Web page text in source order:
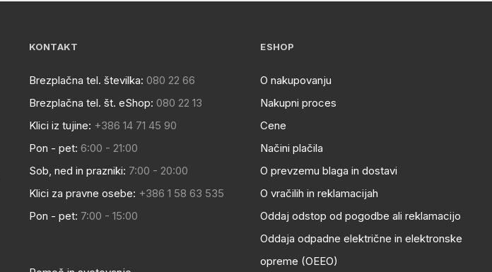
KONTAKT
Brezplačna tel. številka: 080 22 66
Brezplačna tel. št. eShop: 080 22 13
Klici iz tujine: +386 14 71 45 90
Pon - pet: 6:00 - 21:00
Sob, ned in prazniki: 7:00 - 20:00
Klici za pravne osebe: +386 1 58 63 535
Pon - pet: 7:00 - 15:00
ESHOP
O nakupovanju
Nakupni proces
Cene
Načini plačila
O prevzemu blaga in dostavi
O vračilih in reklamacijah
Oddaj odstop od pogodbe ali reklamacijo
Oddaja odpadne električne in elektronske
opreme (OEEO)